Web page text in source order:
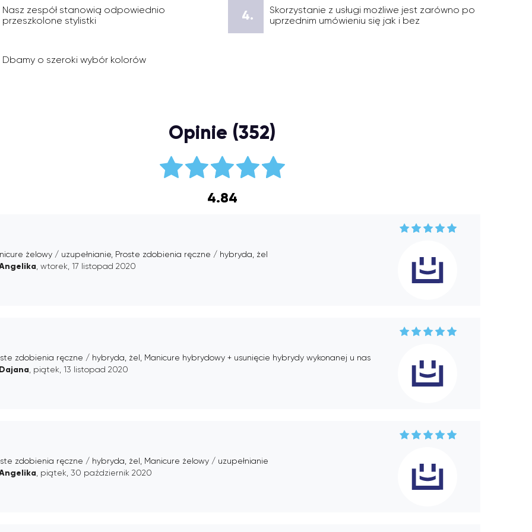
Nasz zespół stanowią odpowiednio
przeszkolone stylistki
4.
Skorzystanie z usługi możliwe jest zarówno po
uprzednim umówieniu się jak i bez
Dbamy o szeroki wybór kolorów
Opinie (352)
4.84
żelowy / uzupełnianie, Proste zdobienia ręczne / hybryda, żel
, wtorek, 17 listopad 2020
zdobienia ręczne / hybryda, żel, Manicure hybrydowy + usunięcie hybrydy wykonanej u nas
Dajana , piątek, 13 listopad 2020
zdobienia ręczne / hybryda, żel, Manicure żelowy / uzupełnianie
, piątek, 30 październik 2020